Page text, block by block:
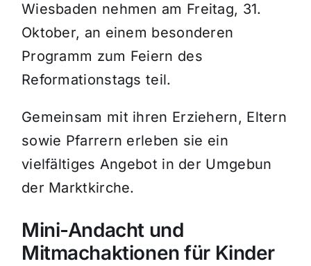
Wiesbaden nehmen am Freitag, 31.
Oktober, an einem besonderen
Programm zum Feiern des
Reformationstags teil.
Gemeinsam mit ihren Erziehern, Eltern
sowie Pfarrern erleben sie ein
vielfältiges Angebot in der Umgebun
der Marktkirche.
Mini-Andacht und
Mitmachaktionen für Kinder